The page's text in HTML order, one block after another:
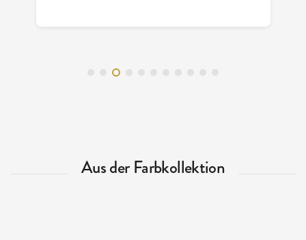
Aus der Farbkollektion